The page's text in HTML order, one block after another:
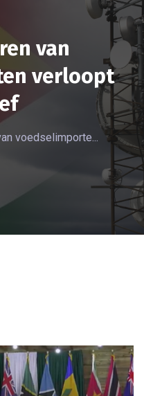
van
verloopt
voedselimporte...